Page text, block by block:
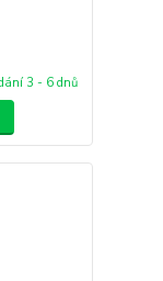
3 - 6 dnů